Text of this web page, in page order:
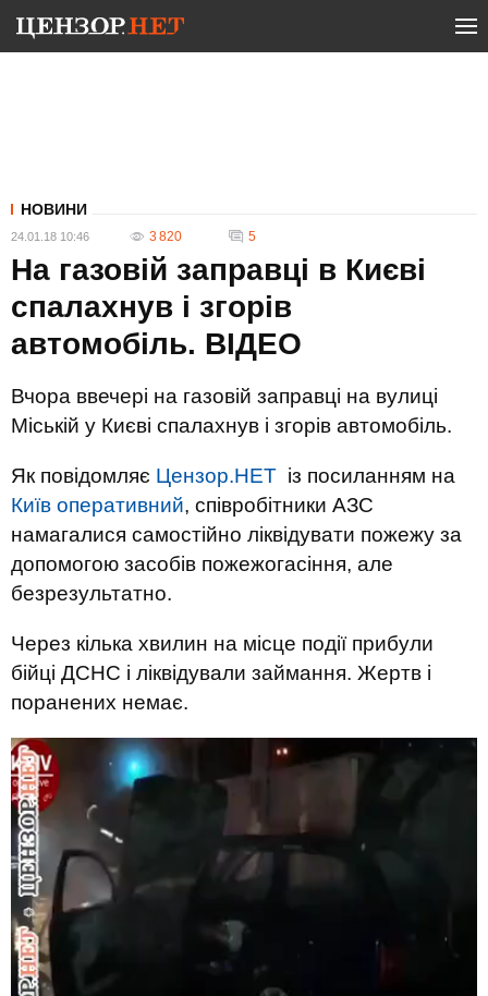
НОВИНИ
24.01.18 10:46 3 820 5
На газовій заправці в Києві
спалахнув і згорів
автомобіль. ВIДЕО
Вчора ввечері на газовій заправці на вулиці
Міській у Києві спалахнув і згорів автомобіль.
Як повідомляє Цензор.НЕТ із посиланням на
Київ оперативний, співробітники АЗС
намагалися самостійно ліквідувати пожежу за
допомогою засобів пожежогасіння, але
безрезультатно.
Через кілька хвилин на місце події прибули
бійці ДСНС і ліквідували займання. Жертв і
поранених немає.